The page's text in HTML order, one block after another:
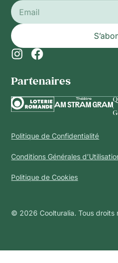
Partenaires​
Politique de Confidentialité
Conditions Générales
Politique de Cookies
© 2026 Coolturalia. Tous droits